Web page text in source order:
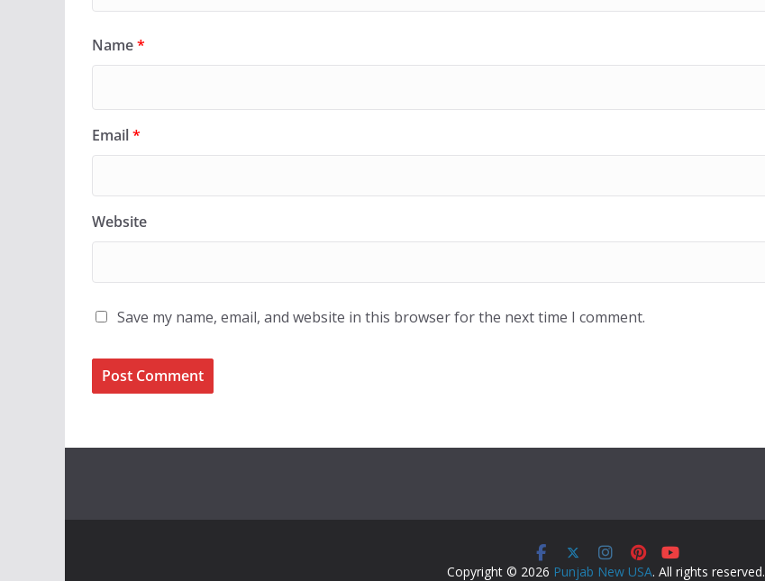
Name*
Email*
Website
Save my name, email, and website in this browser for the next time I comment.
Copyright © 2026 Punjab New USA. All rights reserved.